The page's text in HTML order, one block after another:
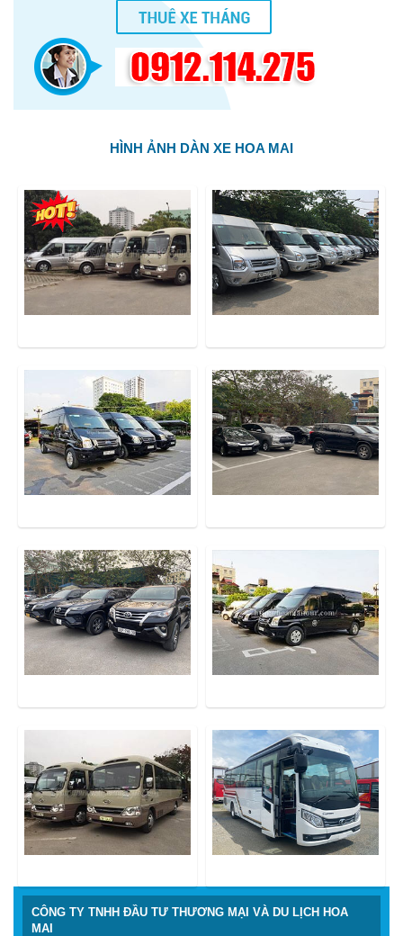
HÌNH ẢNH DÀN XE HOA MAI
CÔNG TY TNHH ĐẦU TƯ THƯƠNG MẠI VÀ DU LỊCH HOA
MAI